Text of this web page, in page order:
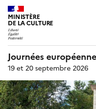
MINISTÈRE
DE LA CULTURE
Journées
19 et 20 septembre 2026